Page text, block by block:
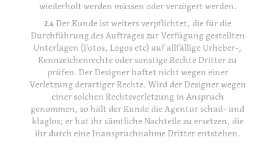
wiederholt werden müssen oder verzögert werden.
2.4 Der Kunde ist weiters verpflichtet, die für die
Durchführung des Auftrages zur Verfügung gestellten
Unterlagen (Fotos, Logos etc) auf allfällige Urheber-,
Kennzeichenrechte oder sonstige Rechte Dritter zu
prüfen. Der Designer haftet nicht wegen einer
Verletzung derartiger Rechte. Wird der Designer wegen
einer solchen Rechtsverletzung in Anspruch
genommen, so hält der Kunde die Agentur schad- und
klaglos; er hat ihr sämtliche Nachteile zu ersetzen, die
ihr durch eine Inanspruchnahme Dritter entstehen.